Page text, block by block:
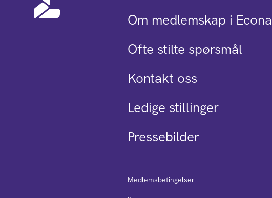
Om medlemskap i Econa
Ofte stilte spørsmål
Kontakt oss
Ledige stillinger
Pressebilder
Medlemsbetingelser